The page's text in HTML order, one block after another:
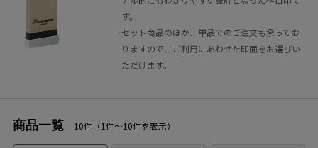
す。
セット商品のほか、単品でのご注文も承ってお
りますので、ご利用にあわせた印面をお選びい
ただけます。
商品一覧 10件（1件〜10件を表示）